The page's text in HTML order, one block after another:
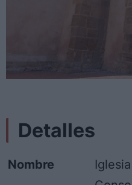
Detalles
Nombre